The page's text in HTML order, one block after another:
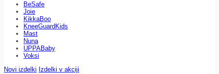
BeSafe
Joie
KikkaBoo
KneeGuardKids
Mast
Nuna
UPPABaby
Voksi
Novi izdelki Izdelki v akciji